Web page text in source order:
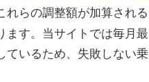
らの調整額が加算される
ます。当サイトでは毎月最
ているため、失敗しない乗